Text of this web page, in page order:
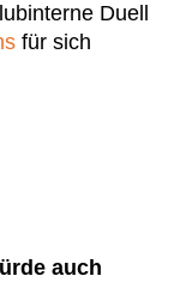
Duell
für sich
auch